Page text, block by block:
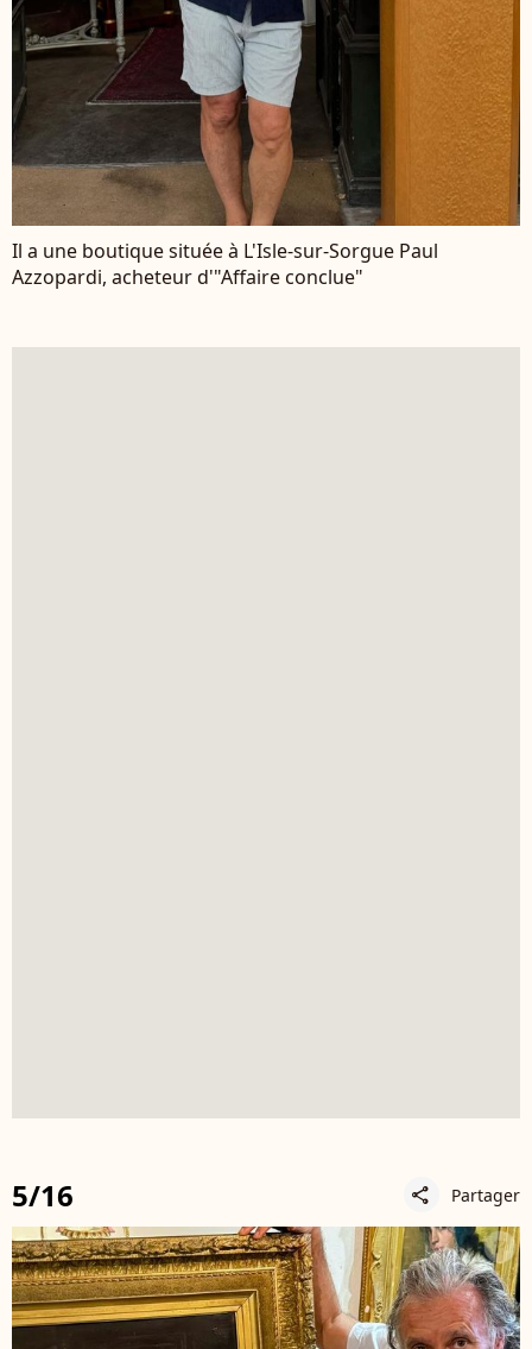
Il a une boutique située à L'Isle-sur-Sorgue Paul
Azzopardi, acheteur d'"Affaire conclue"
5/16 share Partager